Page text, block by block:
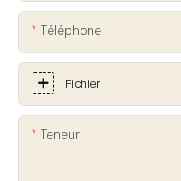
Téléphone
Fichier
Teneur